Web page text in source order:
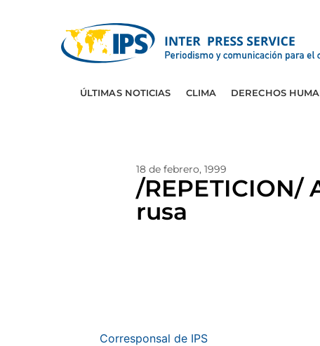
ÚLTIMAS NOTICIAS CLIMA DERECHOS
18 de febrero, 1999
/REPETICION/
rusa
Corresponsal de IPS